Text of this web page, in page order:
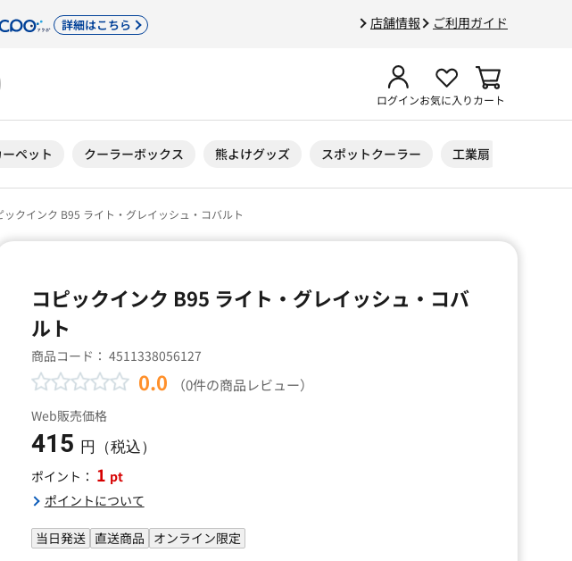
店舗情報 ご利用ガイド
詳細はこちら
ログインお気に入りカート
ペット クーラーボックス 熊よけグッズ スポットクーラー 工業扇
ックインク B95 ライト・グレイッシュ・コバルト
コピックインク B95 ライト・グレイッシュ・コバ
ルト
商品コード： 4511338056127
0.0 （0件の商品レビュー）
Web販売価格
415 円（税込）
ポイント： 1 pt
ポイントについて
当日発送 直送商品 オンライン限定